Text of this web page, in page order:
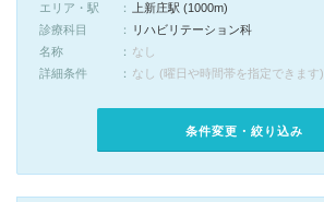
エリア・駅
上新庄駅 (1000m)
診療科目
リハビリテーション科
名称
なし
詳細条件
なし (曜日や時間帯を指定できます)
条件変更・絞り込み